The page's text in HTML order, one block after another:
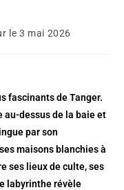
le 3 mai 2026
fascinants de Tanger.
au-dessus de la baie et
par son
maisons blanchies à
ses lieux de culte, ses
labyrinthe révèle